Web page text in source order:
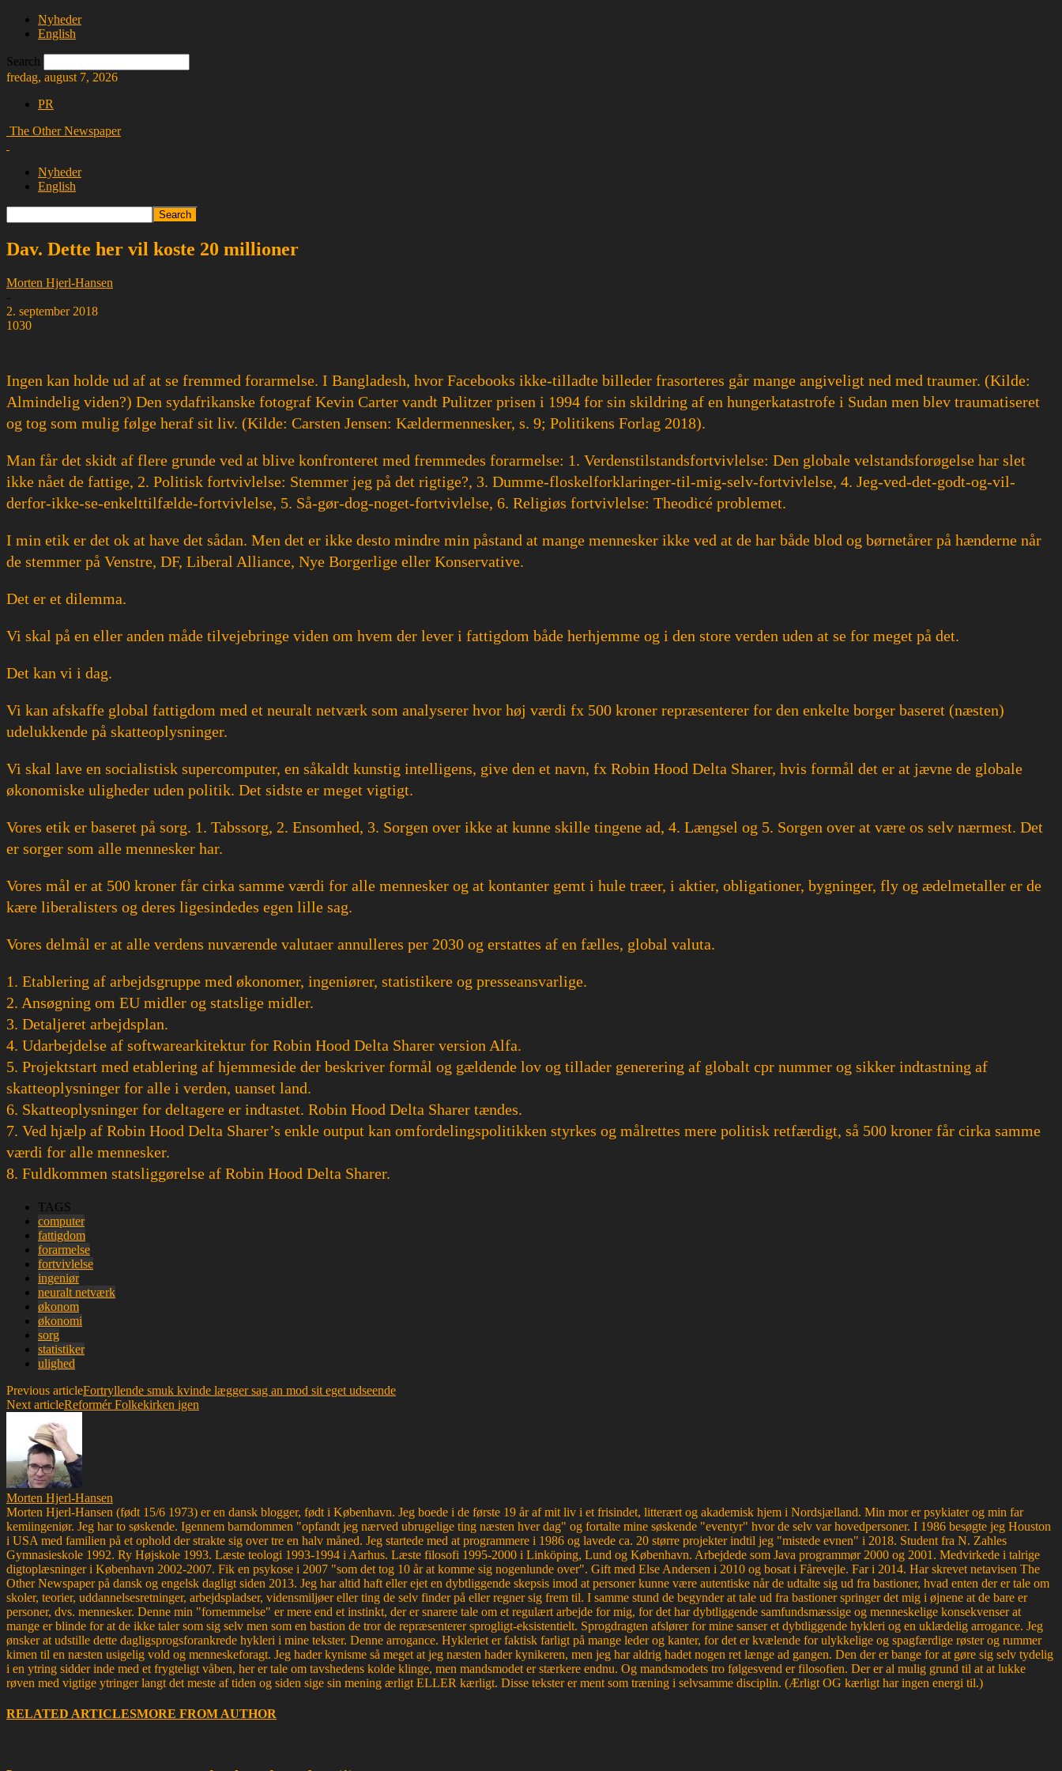
Nyheder
English
Search
fredag, august 7, 2026
PR
The Other Newspaper
Nyheder
English
Dav. Dette her vil koste 20 millioner
Morten Hjerl-Hansen
-
2. september 2018
1030
Ingen kan holde ud af at se fremmed forarmelse. I Bangladesh, hvor Facebooks ikke-tilladte billeder frasorteres går mange angiveligt ned med traumer. (Kilde:
Almindelig viden?) Den sydafrikanske fotograf Kevin Carter vandt Pulitzer prisen i 1994 for sin skildring af en hungerkatastrofe i Sudan men blev traumatiseret
og tog som mulig følge heraf sit liv. (Kilde: Carsten Jensen: Kældermennesker, s. 9; Politikens Forlag 2018).
Man får det skidt af flere grunde ved at blive konfronteret med fremmedes forarmelse: 1. Verdenstilstandsfortvivlelse: Den globale velstandsforøgelse har slet
ikke nået de fattige, 2. Politisk fortvivlelse: Stemmer jeg på det rigtige?, 3. Dumme-floskelforklaringer-til-mig-selv-fortvivlelse, 4. Jeg-ved-det-godt-og-vil-
derfor-ikke-se-enkelttilfælde-fortvivlelse, 5. Så-gør-dog-noget-fortvivlelse, 6. Religiøs fortvivlelse: Theodicé problemet.
I min etik er det ok at have det sådan. Men det er ikke desto mindre min påstand at mange mennesker ikke ved at de har både blod og børnetårer på hænderne når
de stemmer på Venstre, DF, Liberal Alliance, Nye Borgerlige eller Konservative.
Det er et dilemma.
Vi skal på en eller anden måde tilvejebringe viden om hvem der lever i fattigdom både herhjemme og i den store verden uden at se for meget på det.
Det kan vi i dag.
Vi kan afskaffe global fattigdom med et neuralt netværk som analyserer hvor høj værdi fx 500 kroner repræsenterer for den enkelte borger baseret (næsten)
udelukkende på skatteoplysninger.
Vi skal lave en socialistisk supercomputer, en såkaldt kunstig intelligens, give den et navn, fx Robin Hood Delta Sharer, hvis formål det er at jævne de globale
økonomiske uligheder uden politik. Det sidste er meget vigtigt.
Vores etik er baseret på sorg. 1. Tabssorg, 2. Ensomhed, 3. Sorgen over ikke at kunne skille tingene ad, 4. Længsel og 5. Sorgen over at være os selv nærmest. Det
er sorger som alle mennesker har.
Vores mål er at 500 kroner får cirka samme værdi for alle mennesker og at kontanter gemt i hule træer, i aktier, obligationer, bygninger, fly og ædelmetaller er de
kære liberalisters og deres ligesindedes egen lille sag.
Vores delmål er at alle verdens nuværende valutaer annulleres per 2030 og erstattes af en fælles, global valuta.
1. Etablering af arbejdsgruppe med økonomer, ingeniører, statistikere og presseansvarlige.
2. Ansøgning om EU midler og statslige midler.
3. Detaljeret arbejdsplan.
4. Udarbejdelse af softwarearkitektur for Robin Hood Delta Sharer version Alfa.
5. Projektstart med etablering af hjemmeside der beskriver formål og gældende lov og tillader generering af globalt cpr nummer og sikker indtastning af
skatteoplysninger for alle i verden, uanset land.
6. Skatteoplysninger for deltagere er indtastet. Robin Hood Delta Sharer tændes.
7. Ved hjælp af Robin Hood Delta Sharer’s enkle output kan omfordelingspolitikken styrkes og målrettes mere politisk retfærdigt, så 500 kroner får cirka samme
værdi for alle mennesker.
8. Fuldkommen statsliggørelse af Robin Hood Delta Sharer.
TAGS
computer
fattigdom
forarmelse
fortvivlelse
ingeniør
neuralt netværk
økonom
økonomi
sorg
statistiker
ulighed
Previous articleFortryllende smuk kvinde lægger sag an mod sit eget udseende
Next articleReformér Folkekirken igen
Morten Hjerl-Hansen
Morten Hjerl-Hansen (født 15/6 1973) er en dansk blogger, født i København. Jeg boede i de første 19 år af mit liv i et frisindet, litterært og akademisk hjem i Nordsjælland. Min mor er psykiater og min far
kemiingeniør. Jeg har to søskende. Igennem barndommen "opfandt jeg nærved ubrugelige ting næsten hver dag" og fortalte mine søskende "eventyr" hvor de selv var hovedpersoner. I 1986 besøgte jeg Houston
i USA med familien på et ophold der strakte sig over tre en halv måned. Jeg startede med at programmere i 1986 og lavede ca. 20 større projekter indtil jeg "mistede evnen" i 2018. Student fra N. Zahles
Gymnasieskole 1992. Ry Højskole 1993. Læste teologi 1993-1994 i Aarhus. Læste filosofi 1995-2000 i Linköping, Lund og København. Arbejdede som Java programmør 2000 og 2001. Medvirkede i talrige
digtoplæsninger i København 2002-2007. Fik en psykose i 2007 "som det tog 10 år at komme sig nogenlunde over". Gift med Else Andersen i 2010 og bosat i Fårevejle. Far i 2014. Har skrevet netavisen The
Other Newspaper på dansk og engelsk dagligt siden 2013. Jeg har altid haft eller ejet en dybtliggende skepsis imod at personer kunne være autentiske når de udtalte sig ud fra bastioner, hvad enten der er tale om
skoler, teorier, uddannelsesretninger, arbejdspladser, vidensmiljøer eller ting de selv finder på eller regner sig frem til. I samme stund de begynder at tale ud fra bastioner springer det mig i øjnene at de bare er
personer, dvs. mennesker. Denne min "fornemmelse" er mere end et instinkt, der er snarere tale om et regulært arbejde for mig, for det har dybtliggende samfundsmæssige og menneskelige konsekvenser at
mange er blinde for at de ikke taler som sig selv men som en bastion de tror de repræsenterer sprogligt-eksistentielt. Sprogdragten afslører for mine sanser et dybtliggende hykleri og en uklædelig arrogance. Jeg
ønsker at udstille dette dagligsprogsforankrede hykleri i mine tekster. Denne arrogance. Hykleriet er faktisk farligt på mange leder og kanter, for det er kvælende for ulykkelige og spagfærdige røster og rummer
kimen til en næsten usigelig vold og menneskeforagt. Jeg hader kynisme så meget at jeg næsten hader kynikeren, men jeg har aldrig hadet nogen ret længe ad gangen. Den der er bange for at gøre sig selv tydelig
i en ytring sidder inde med et frygteligt våben, her er tale om tavshedens kolde klinge, men mandsmodet er stærkere endnu. Og mandsmodets tro følgesvend er filosofien. Der er al mulig grund til at at lukke
røven med vigtige ytringer langt det meste af tiden og siden sige sin mening ærligt ELLER kærligt. Disse tekster er ment som træning i selvsamme disciplin. (Ærligt OG kærligt har ingen energi til.)
RELATED ARTICLESMORE FROM AUTHOR